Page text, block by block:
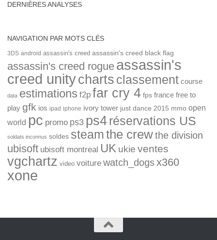
DERNIÈRES ANALYSES
NAVIGATION PAR MOTS CLÉS
3DS android assassin's creed assassin's creed black flag
assassin's creed rogue assassin's
creed unitycharts classement course
data estimations f2p far cry 4 fps france free to
play gfk ios ipad iphone ivory tower just dance 2015 mmo open
world pc promo ps3 ps4réservations US
soldats inconnus soldes steamthe crewthe division
ubisoft ubisoft montreal UK ukie ventes
vgchartz video voiture watch_dogsx360
xone